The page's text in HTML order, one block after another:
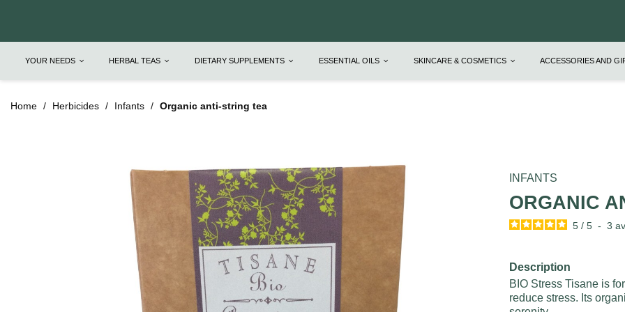
YOUR NEEDS HERBAL TEAS DIETARY SUPPLEMENTS ESSENTIAL OILS SKINCARE & COSMETICS ACCESSORIES AND
Home Herbicides Infants Organic anti-string tea
INFANTS
ORGANIC
5 / 5 - 3
Description
BIO Stress Tisane is
reduce stress. Its